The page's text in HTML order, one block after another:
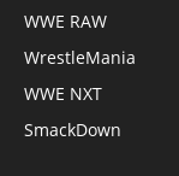
WWE RAW
WrestleMania
WWE NXT
SmackDown